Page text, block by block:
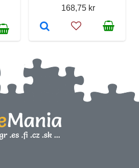
168,75 kr